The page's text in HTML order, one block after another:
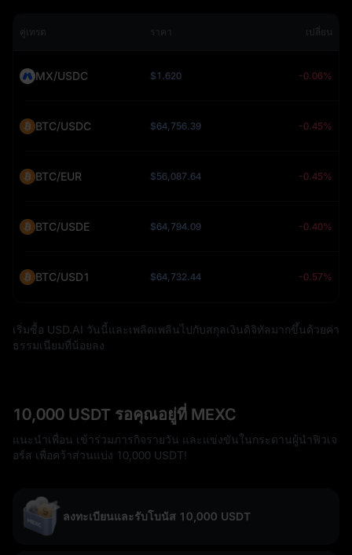
คู่เทรด ราคา เปลี่ยน
MX/USDC $1.620 -0.06%
BTC/USDC $64,756.39 -0.45%
BTC/EUR $56,087.64 -0.45%
BTC/USDE $64,794.09 -0.40%
BTC/USD1 $64,732.44 -0.57%
เริ่มซื้อ USD.AI วันนี้และเพลิดเพลินไปกับสกุลเงินดิจิทัลมากขึ้นด้วยค่า
ธรรมเนียมที่น้อยลง
10,000 USDT รอคุณอยู่ที่ MEXC
แนะนำเพื่อน เข้าร่วมภารกิจรายวัน และแข่งขันในกระดานผู้นำฟิวเจ
อร์ส เพื่อคว้าส่วนแบ่ง 10,000 USDT!
ลงทะเบียนและรับโบนัส 10,000 USDT